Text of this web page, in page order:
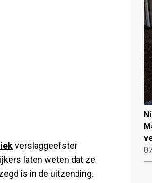
verslaggeefster
laten weten dat ze
is in de uitzending.